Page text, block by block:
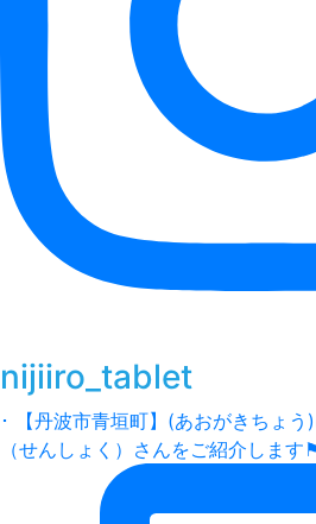
nijiiro_tablet
･ 【丹波市青垣町】(あおがきちょう
（せんしょく）さんをご紹介します